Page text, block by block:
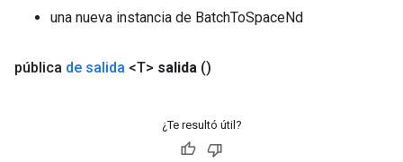
una nueva instancia de BatchToSpaceNd
pública de salida <T> salida ()
¿Te resultó útil?